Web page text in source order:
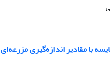
با مقادیر اندازه‌گیری مزرعه‌ای